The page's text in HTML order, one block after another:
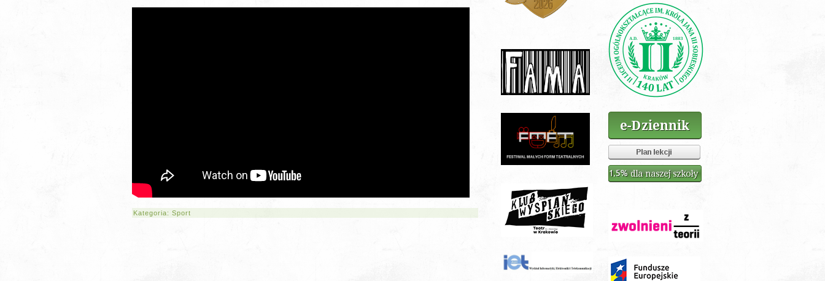
Kategoria: Sport